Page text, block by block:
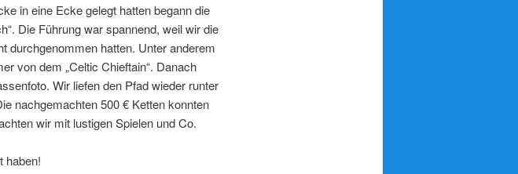
in eine Ecke gelegt hatten begann die
Die Führung war spannend, weil wir die
durchgenommen hatten. Unter anderem
von dem „Celtic Chieftain“. Danach
Wir liefen den Pfad wieder runter
nachgemachten 500 € Ketten konnten
wir mit lustigen Spielen und Co.
haben!